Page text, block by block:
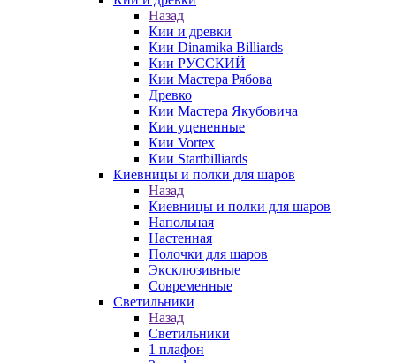
Назад
Кии и древки
Кии Dinamika Billiards
Кии РУССКИЙ
Кии Мастера Рябова
Древко
Кии Мастера Якубовича
Кии уцененные
Кии Vortex
Кии Startbilliards
Киевницы и полки для шаров
Назад
Киевницы и полки для шаров
Напольная
Настенная
Полочки для шаров
Эксклюзивные
Современные
Светильники
Назад
Светильники
1 плафон